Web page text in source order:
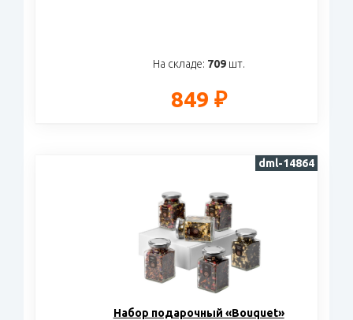
На складе: 709шт.
849 ₽
Набор подарочный «Bouquet»
dml-14864